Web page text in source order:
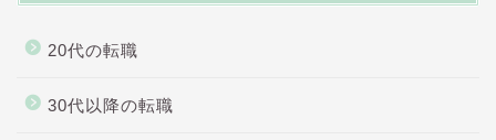
20代の転職
30代以降の転職